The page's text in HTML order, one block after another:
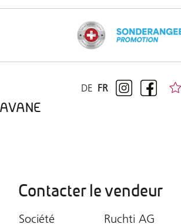
FR
DE
Contacter le vendeur
Société
Ruchti AG